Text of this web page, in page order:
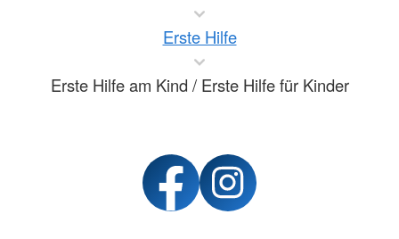
Erste Hilfe
Erste Hilfe am Kind / Erste Hilfe für Kinder